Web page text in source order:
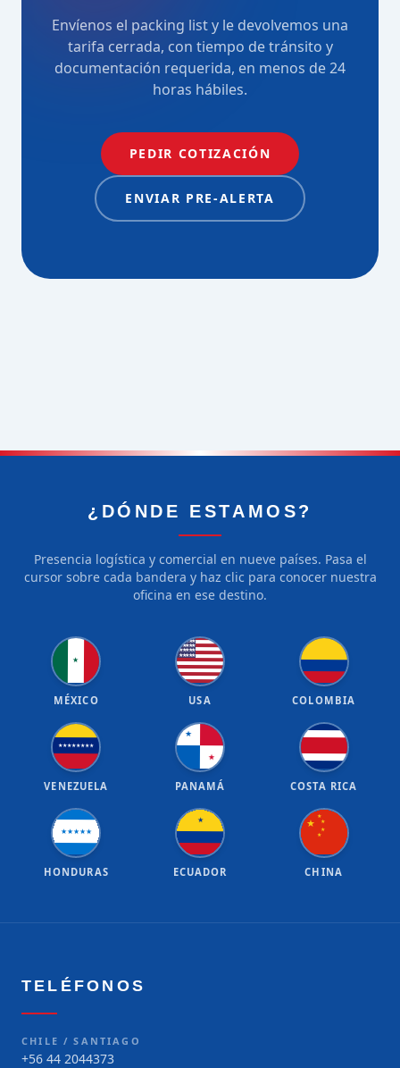
Envíenos el packing list y le devolvemos una
tarifa cerrada, con tiempo de tránsito y
documentación requerida, en menos de 24
horas hábiles.
PEDIR COTIZACIÓN
ENVIAR PRE-ALERTA
¿DÓNDE ESTAMOS?
Presencia logística y comercial en nueve países. Pasa el
cursor sobre cada bandera y haz clic para conocer nuestra
oficina en ese destino.
★
MÉXICO
★★★★
★★★★★
★★★★★
★★★★★
USA COLOMBIA
★★★★★★★★
VENEZUELA
★
★
PANAMÁ COSTA RICA
★★★★★
HONDURAS
★
ECUADOR
★
★
★
★
★
CHINA
TELÉFONOS
CHILE / SANTIAGO
+56 44 2044373